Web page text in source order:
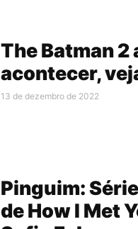
The Batman 2
acontecer,
13 de dezembro de 2022
Pinguim:
de How I Met